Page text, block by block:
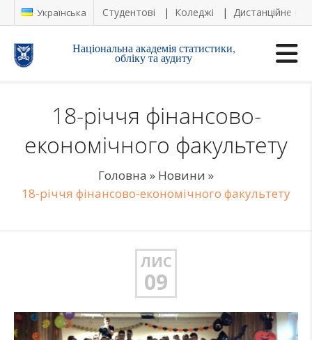
Українська Студентові Коледжі Дистанційне
Національна академія статистики,
обліку та аудиту
18-річчя фінансово-
економічного факультету
Головна » Новини »
18-річчя фінансово-економічного факультету
ЛИС
09